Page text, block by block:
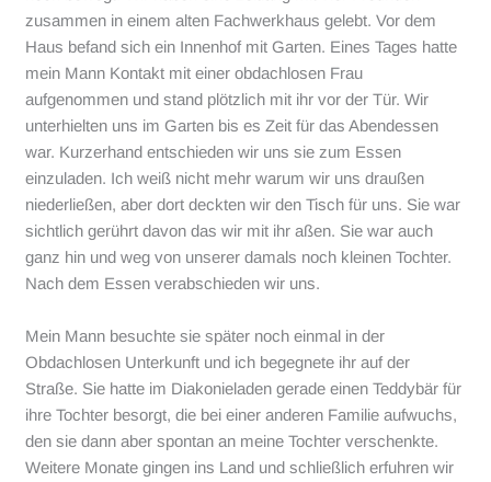
zusammen in einem alten Fachwerkhaus gelebt. Vor dem
Haus befand sich ein Innenhof mit Garten. Eines Tages hatte
mein Mann Kontakt mit einer obdachlosen Frau
aufgenommen und stand plötzlich mit ihr vor der Tür. Wir
unterhielten uns im Garten bis es Zeit für das Abendessen
war. Kurzerhand entschieden wir uns sie zum Essen
einzuladen. Ich weiß nicht mehr warum wir uns draußen
niederließen, aber dort deckten wir den Tisch für uns. Sie war
sichtlich gerührt davon das wir mit ihr aßen. Sie war auch
ganz hin und weg von unserer damals noch kleinen Tochter.
Nach dem Essen verabschieden wir uns.
Mein Mann besuchte sie später noch einmal in der
Obdachlosen Unterkunft und ich begegnete ihr auf der
Straße. Sie hatte im Diakonieladen gerade einen Teddybär für
ihre Tochter besorgt, die bei einer anderen Familie aufwuchs,
den sie dann aber spontan an meine Tochter verschenkte.
Weitere Monate gingen ins Land und schließlich erfuhren wir